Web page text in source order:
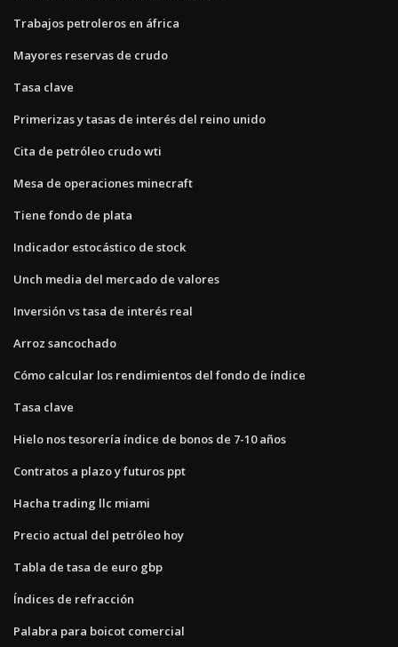
Trabajos petroleros en áfrica
Mayores reservas de crudo
Tasa clave
Primerizas y tasas de interés del reino unido
Cita de petróleo crudo wti
Mesa de operaciones minecraft
Tiene fondo de plata
Indicador estocástico de stock
Unch media del mercado de valores
Inversión vs tasa de interés real
Arroz sancochado
Cómo calcular los rendimientos del fondo de índice
Tasa clave
Hielo nos tesorería índice de bonos de 7-10 años
Contratos a plazo y futuros ppt
Hacha trading llc miami
Precio actual del petróleo hoy
Tabla de tasa de euro gbp
Índices de refracción
Palabra para boicot comercial